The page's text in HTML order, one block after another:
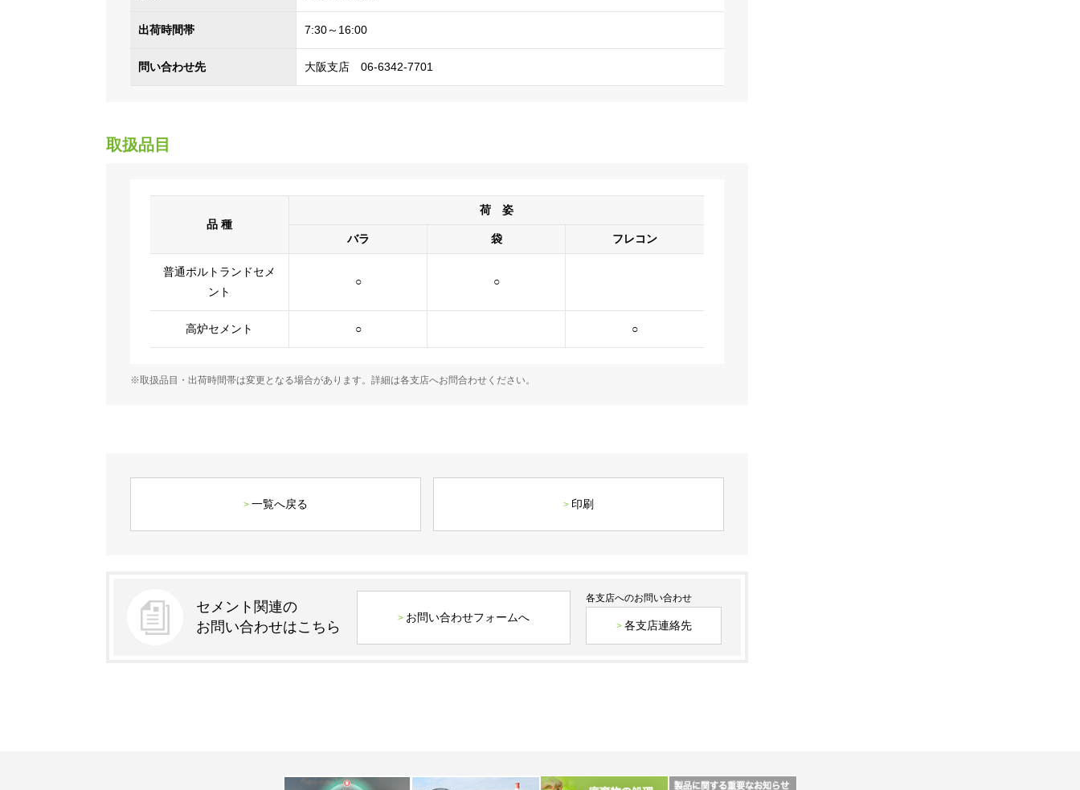
出荷時間帯 7:30～16:00
問い合わせ先 大阪支店 06-6342-7701
取扱品目
品 種
荷 姿
バラ 袋 フレコン
普通ポルトランドセメ
ント
○ ○
高炉セメント ○ ○
※取扱品目・出荷時間帯は変更となる場合があります。詳細は各支店へお問合わせください。
一覧へ戻る 印刷
セメント関連の
お問い合わせはこちら
お問い合わせフォームへ
各支店へのお問い合わせ
各支店連絡先